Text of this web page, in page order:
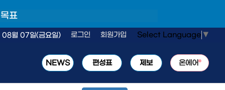
표
월 07일(금요일) 로그인 회원가입 Select Language ▼
NEWS 편성표 제보 온에어